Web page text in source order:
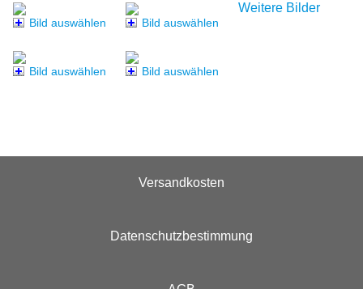
Bild auswählen Bild auswählen
Bild auswählen Bild auswählen
Weitere Bilder
Versandkosten
Datenschutzbestimmung